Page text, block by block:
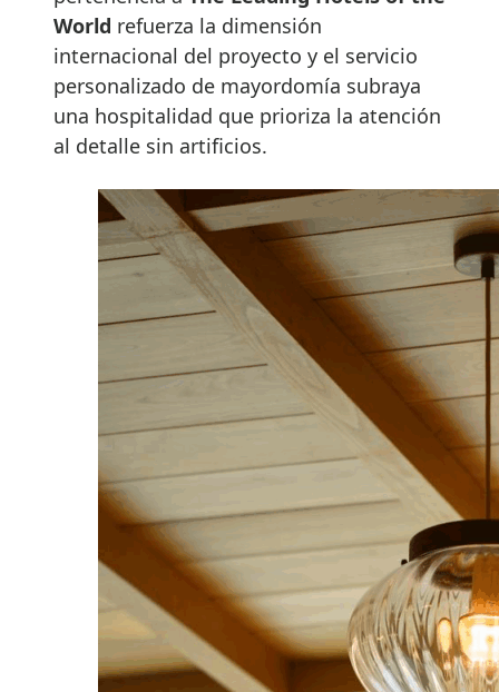
World refuerza la dimensión
internacional del proyecto y el servicio
personalizado de mayordomía subraya
una hospitalidad que prioriza la atención
al detalle sin artificios.